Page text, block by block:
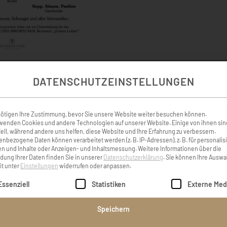
KONDOLENZBUCH ( 6 )
Liebe Resi, liebe
schwere Zeit
liebe Menschen, die an
in Frieden lieber
und der Trauer, bleibt
euch auf diesen
und wünschen
in dieser schweren Zeit.
Fenninger
DATENSCHUTZEINSTELLUNGEN
Ihre Zustimmung, bevor Sie unsere Website weiter besuchen können.
Cookies und andere Technologien auf unserer Website. Einige von ihnen
während andere uns helfen, diese Website und Ihre Erfahrung zu verbessern.
Daten können verarbeitet werden (z. B. IP-Adressen), z. B. für
und Inhalte oder Anzeigen- und Inhaltsmessung.Weitere Informationen über die
Ihrer Daten finden Sie in unsererDatenschutzerklärung.Sie können Ihre
unterEinstellungen widerrufen oder anpassen.
eine Liste der Service-Gruppen, für die eine Einwilligung
Statistiken Externe
Speichern